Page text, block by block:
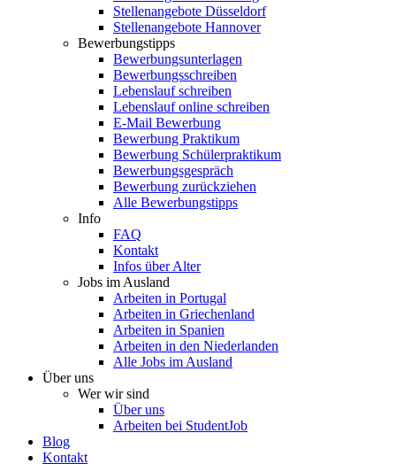
Stellenangebote Düsseldorf
Stellenangebote Hannover
Bewerbungstipps
Bewerbungsunterlagen
Bewerbungsschreiben
Lebenslauf schreiben
Lebenslauf online schreiben
E-Mail Bewerbung
Bewerbung Praktikum
Bewerbung Schülerpraktikum
Bewerbungsgespräch
Bewerbung zurückziehen
Alle Bewerbungstipps
Info
FAQ
Kontakt
Infos über Alter
Jobs im Ausland
Arbeiten in Portugal
Arbeiten in Griechenland
Arbeiten in Spanien
Arbeiten in den Niederlanden
Alle Jobs im Ausland
Über uns
Wer wir sind
Über uns
Arbeiten bei StudentJob
Blog
Kontakt